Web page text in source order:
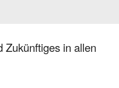
Zukünftiges in allen